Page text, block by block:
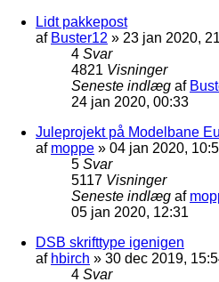
Lidt pakkepost
af Buster12 » 23 jan 2020,
4 Svar
4821 Visninger
Seneste indlæg af
24 jan 2020, 00:33
Juleprojekt på Modelbane
af moppe » 04 jan 2020,
5 Svar
5117 Visninger
Seneste indlæg af
05 jan 2020, 12:31
DSB skrifttype igenigen
af hbirch » 30 dec 2019,
4 Svar